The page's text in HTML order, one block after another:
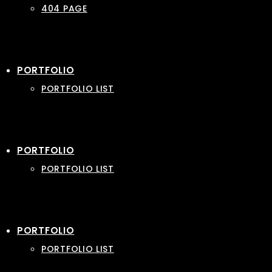
404 PAGE
PORTFOLIO
PORTFOLIO LIST
PORTFOLIO
PORTFOLIO LIST
PORTFOLIO
PORTFOLIO LIST